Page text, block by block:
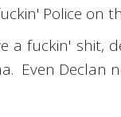
Police on
a fuckin' shit,
Even Declan